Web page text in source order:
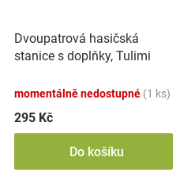
Dvoupatrová hasičská
stanice s doplňky, Tulimi
momentálně nedostupné (1 ks)
295 Kč
Do košíku